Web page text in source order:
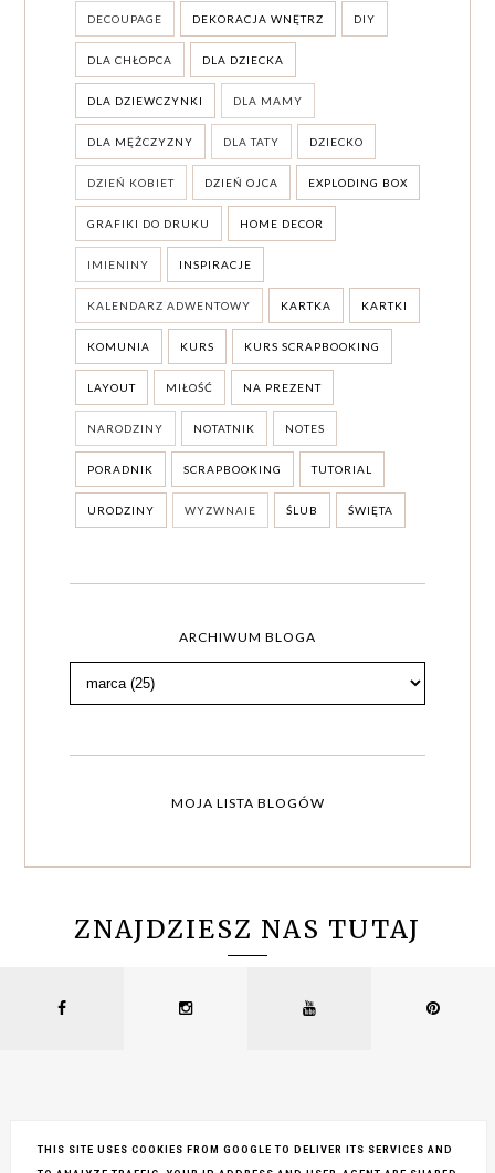
DECOUPAGE DEKORACJA WNĘTRZ DIY
DLA CHŁOPCA DLA DZIECKA
DLA DZIEWCZYNKI DLA MAMY
DLA MĘŻCZYZNY DLA TATY DZIECKO
DZIEŃ KOBIET DZIEŃ OJCA EXPLODING BOX
GRAFIKI DO DRUKU HOME DECOR
IMIENINY INSPIRACJE
KALENDARZ ADWENTOWY KARTKA KARTKI
KOMUNIA KURS KURS SCRAPBOOKING
LAYOUT MIŁOŚĆ NA PREZENT
NARODZINY NOTATNIK NOTES
PORADNIK SCRAPBOOKING TUTORIAL
URODZINY WYZWNAIE ŚLUB ŚWIĘTA
ARCHIWUM BLOGA
MOJA LISTA BLOGÓW
ZNAJDZIESZ NAS TUTAJ
THIS SITE USES COOKIES FROM GOOGLE TO DELIVER ITS SERVICES AND